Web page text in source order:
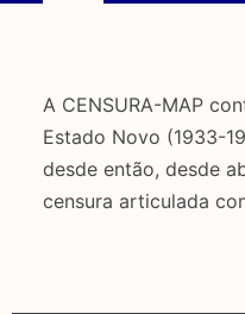
A CENSURA-MAP
Estado Novo (1933-
desde então, desde
censura articulada